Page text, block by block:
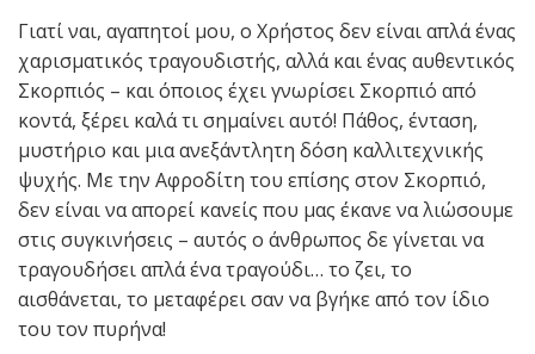
Γιατί ναι, αγαπητοί μου, ο Χρήστος δεν είναι απλά ένας
χαρισματικός τραγουδιστής, αλλά και ένας αυθεντικός
Σκορπιός – και όποιος έχει γνωρίσει Σκορπιό από
κοντά, ξέρει καλά τι σημαίνει αυτό! Πάθος, ένταση,
μυστήριο και μια ανεξάντλητη δόση καλλιτεχνικής
ψυχής. Με την Αφροδίτη του επίσης στον Σκορπιό,
δεν είναι να απορεί κανείς που μας έκανε να λιώσουμε
στις συγκινήσεις – αυτός ο άνθρωπος δε γίνεται να
τραγουδήσει απλά ένα τραγούδι… το ζει, το
αισθάνεται, το μεταφέρει σαν να βγήκε από τον ίδιο
του τον πυρήνα!